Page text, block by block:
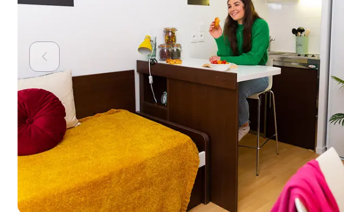
Yugo与VCARB的开创性合作，激发创新精神，点燃雄心壮志，缔造难